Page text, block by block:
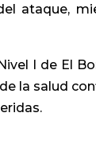
ataque,
I de El
la salud